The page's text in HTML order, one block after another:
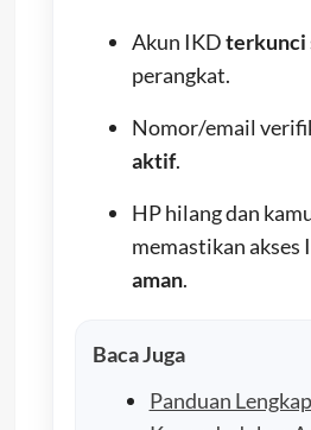
Akun IKDterkunci
perangkat.
Nomor/email
aktif.
HP hilang dan
memastikan akses
aman.
Baca Juga
Panduan